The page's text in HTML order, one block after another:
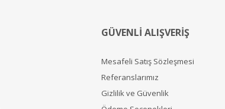
GÜVENLİ ALIŞVERİŞ
Mesafeli Satış Sözleşmesi
Referanslarımız
Gizlilik ve Güvenlik